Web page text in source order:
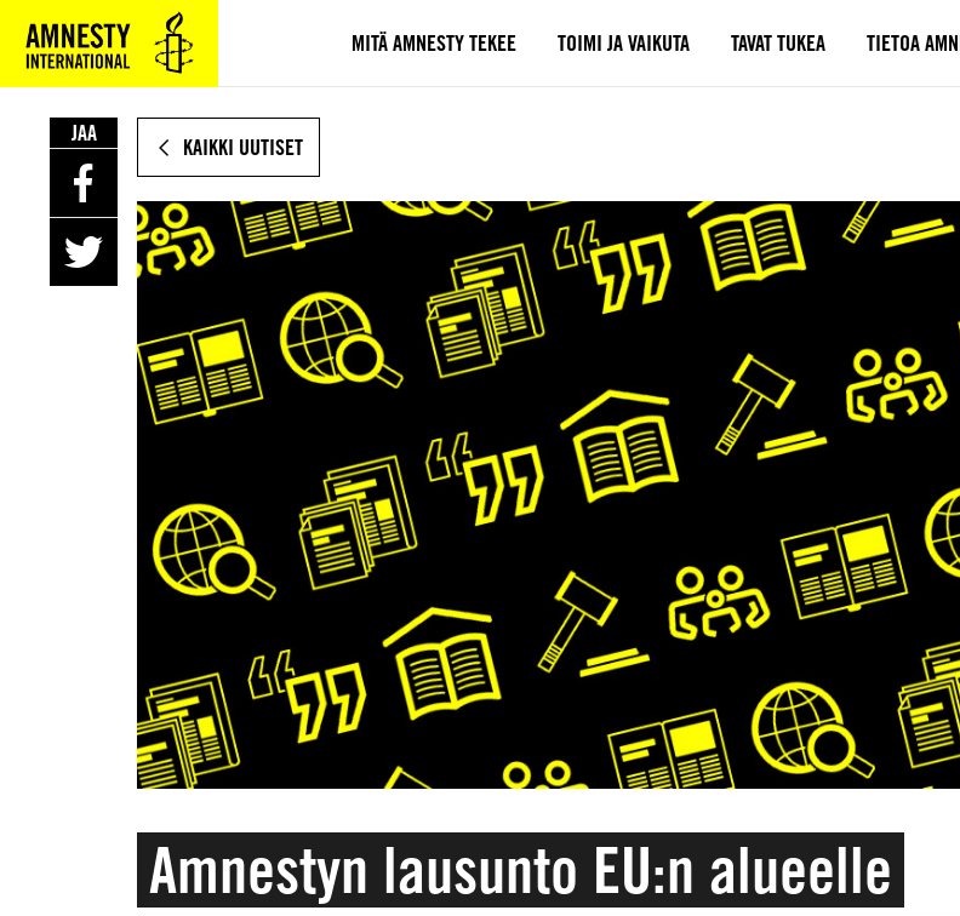
VARSINAISEEN
SISÄLTÖÖN
MITÄ AMNESTY TEKEE TOIMI JA VAIKUTA TAVAT TUKEA TIETOA
KAIKKI UUTISET
Amnestyn lausunto EU:n alueelle
JAA